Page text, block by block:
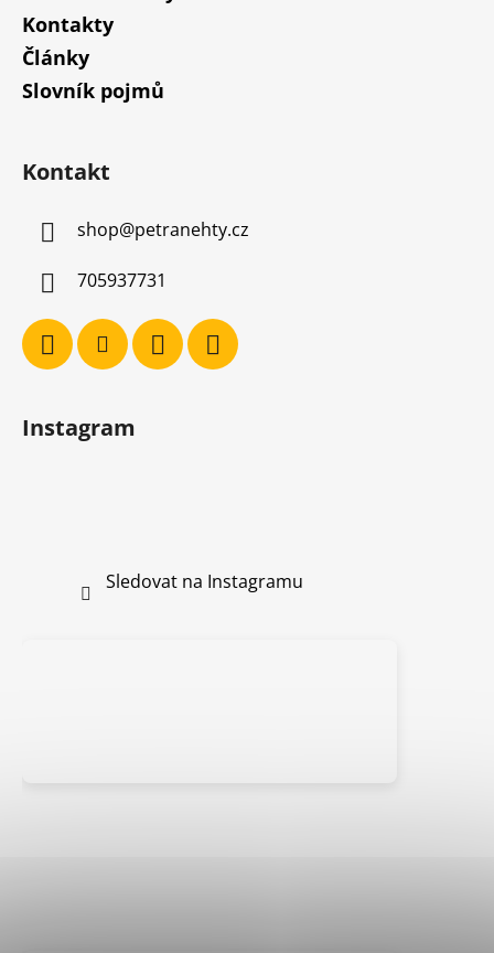
Kontakty
Články
Slovník pojmů
Kontakt
shop@petranehty.cz
705937731
Instagram
Sledovat na Instagramu